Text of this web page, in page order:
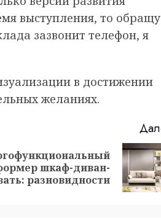
выступления, то обращу
зазвонит телефон, я
в достижении
желаниях.
шкаф-диван-
разновидности